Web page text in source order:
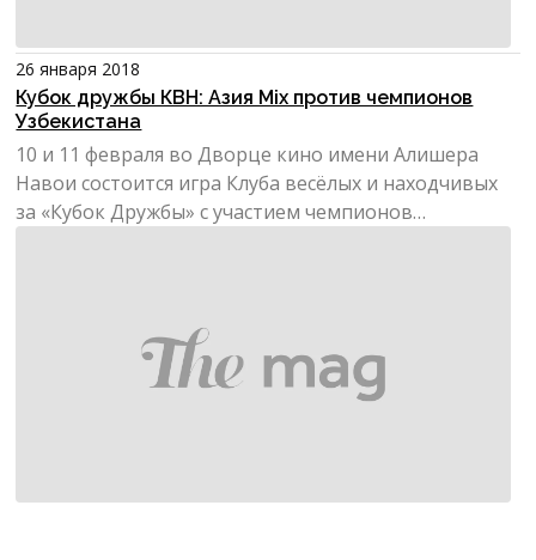
26 января 2018
Кубок дружбы КВН: Азия Mix против чемпионов
Узбекистана
10 и 11 февраля во Дворце кино имени Алишера
Навои состоится игра Клуба весёлых и находчивых
за «Кубок Дружбы» с участием чемпионов